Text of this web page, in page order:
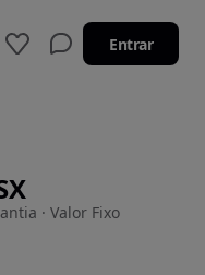
Entrar
· Valor Fixo